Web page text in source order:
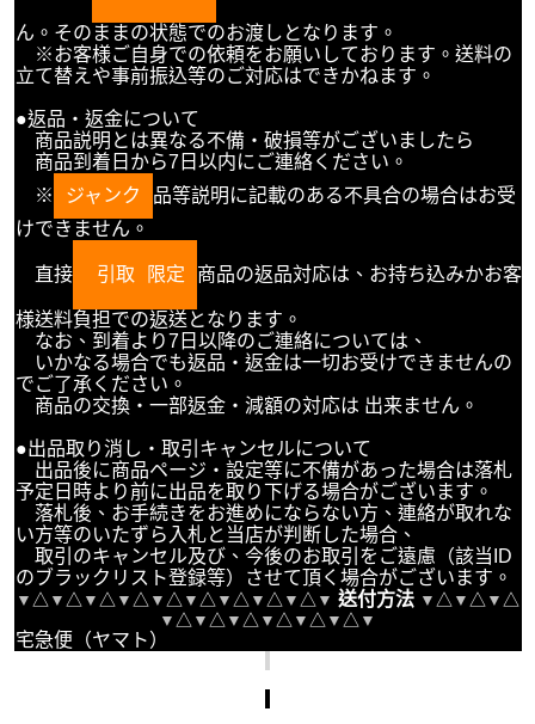
ん。そのままの状態でのお渡しとなります。
※お客様ご自身での依頼をお願いしております。送料の
立て替えや事前振込等のご対応はできかねます。
●返品・返金について
商品説明とは異なる不備・破損等がございましたら
商品到着日から7日以内にご連絡ください。
※
ジャンク
品等説明に記載のある不具合の場合はお受
けできません。
直接 引取 限定 商品の返品対応は、お持ち込みかお客
様送料負担での返送となります。
なお、到着より7日以降のご連絡については、
いかなる場合でも返品・返金は一切お受けできませんの
でご了承ください。
商品の交換・一部返金・減額の対応は 出来ません。
●出品取り消し・取引キャンセルについて
出品後に商品ページ・設定等に不備があった場合は落札
予定日時より前に出品を取り下げる場合がございます。
落札後、お手続きをお進めにならない方、連絡が取れな
い方等のいたずら入札と当店が判断した場合、
取引のキャンセル及び、今後のお取引をご遠慮（該当ID
のブラックリスト登録等）させて頂く場合がございます。
▼ △ ▼ △ ▼ △ ▼ △ ▼ △ ▼ △ ▼ △ ▼ △ ▼ △ ▼ 送付方法 ▼ △ ▼ △ ▼ △
▼ △ ▼ △ ▼ △ ▼ △ ▼ △ ▼ △ ▼
宅急便（ヤマト）